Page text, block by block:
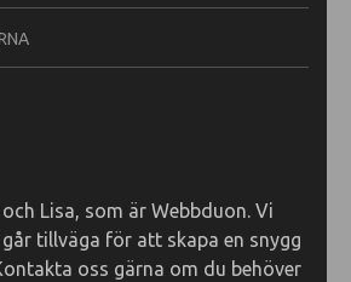
Lisa, som är Webbduon. Vi
tillväga för att skapa en snygg
oss gärna om du behöver